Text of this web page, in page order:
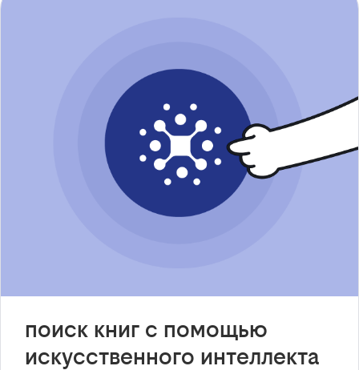
поиск книг с помощью
искусственного интеллекта